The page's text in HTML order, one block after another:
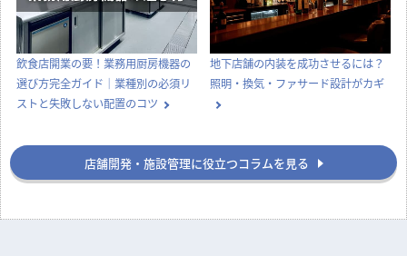
飲食店開業の要！業務用厨房機器の
選び方完全ガイド｜業種別の必須リ
ストと失敗しない配置のコツ
地下店舗の内装を成功させるには？
照明・換気・ファサード設計がカギ
店舗開発・施設管理に役立つコラムを見る